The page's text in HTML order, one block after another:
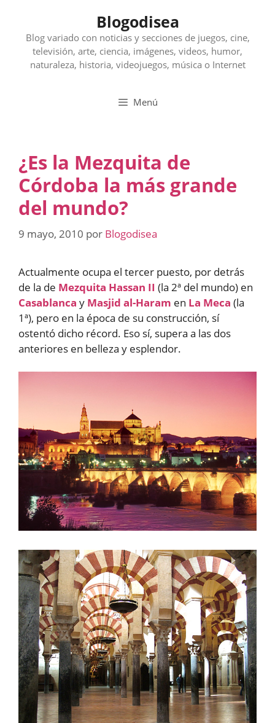
contenido
Blogodisea
Blog variado con noticias y secciones de juegos, cine,
televisión, arte, ciencia, imágenes, videos, humor,
naturaleza, historia, videojuegos, música o Internet
Menú
¿Es la Mezquita de
Córdoba la más grande
del mundo?
9 mayo, 2010 por Blogodisea
Actualmente ocupa el tercer puesto, por detrás
de la de Mezquita Hassan II (la 2ª del mundo) en
Casablanca y Masjid al-Haram en La Meca (la
1ª), pero en la época de su construcción, sí
ostentó dicho récord. Eso sí, supera a las dos
anteriores en belleza y esplendor.